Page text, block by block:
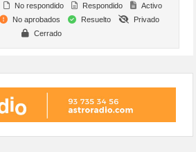
No respondido Respondido
Activo
No aprobados Resuelto
Privado
Cerrado